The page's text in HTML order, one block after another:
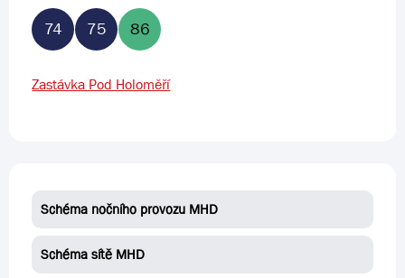
74 75 86
Zastávka Pod Holoměří
Schéma nočního provozu MHD
Schéma sítě MHD